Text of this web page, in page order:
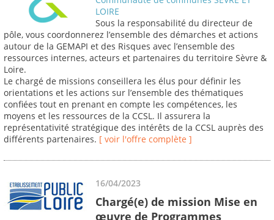
LOIRE
Sous la responsabilité du directeur de
pôle, vous coordonnerez l’ensemble des démarches et actions
autour de la GEMAPI et des Risques avec l’ensemble des
ressources internes, acteurs et partenaires du territoire Sèvre &
Loire.
Le chargé de missions conseillera les élus pour définir les
orientations et les actions sur l’ensemble des thématiques
confiées tout en prenant en compte les compétences, les
moyens et les ressources de la CCSL. Il assurera la
représentativité stratégique des intérêts de la CCSL auprès des
différents partenaires. [ voir l'offre complète ]
16/04/2023
Chargé(e) de mission Mise en
œuvre de Programmes